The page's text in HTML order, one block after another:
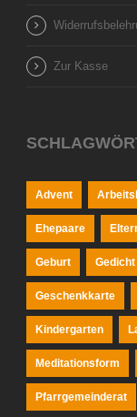
Zur Kasse
Advent
Ehepaare
Geburt Gedicht
Geschenkkarte
Kindergarten
Meditationsform
Pfarrgemeinderat